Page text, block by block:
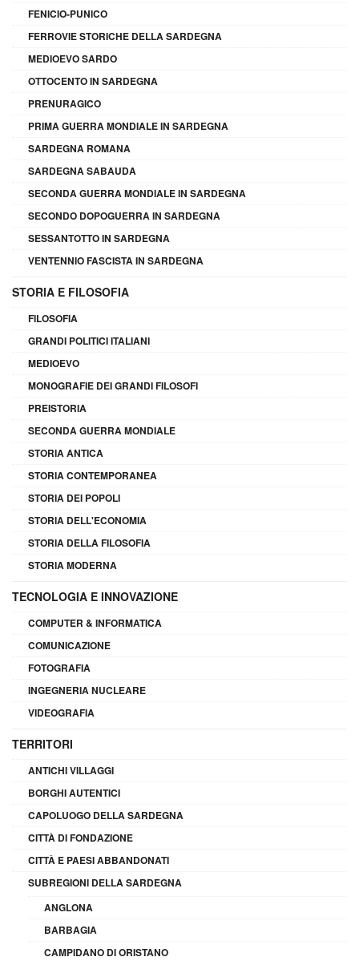
FENICIO-PUNICO
FERROVIE STORICHE DELLA SARDEGNA
MEDIOEVO SARDO
OTTOCENTO IN SARDEGNA
PRENURAGICO
PRIMA GUERRA MONDIALE IN SARDEGNA
SARDEGNA ROMANA
SARDEGNA SABAUDA
SECONDA GUERRA MONDIALE IN SARDEGNA
SECONDO DOPOGUERRA IN SARDEGNA
SESSANTOTTO IN SARDEGNA
VENTENNIO FASCISTA IN SARDEGNA
STORIA E FILOSOFIA
FILOSOFIA
GRANDI POLITICI ITALIANI
MEDIOEVO
MONOGRAFIE DEI GRANDI FILOSOFI
PREISTORIA
SECONDA GUERRA MONDIALE
STORIA ANTICA
STORIA CONTEMPORANEA
STORIA DEI POPOLI
STORIA DELL'ECONOMIA
STORIA DELLA FILOSOFIA
STORIA MODERNA
TECNOLOGIA E INNOVAZIONE
COMPUTER & INFORMATICA
COMUNICAZIONE
FOTOGRAFIA
INGEGNERIA NUCLEARE
VIDEOGRAFIA
TERRITORI
ANTICHI VILLAGGI
BORGHI AUTENTICI
CAPOLUOGO DELLA SARDEGNA
CITTÀ DI FONDAZIONE
CITTÀ E PAESI ABBANDONATI
SUBREGIONI DELLA SARDEGNA
ANGLONA
BARBAGIA
CAMPIDANO DI ORISTANO